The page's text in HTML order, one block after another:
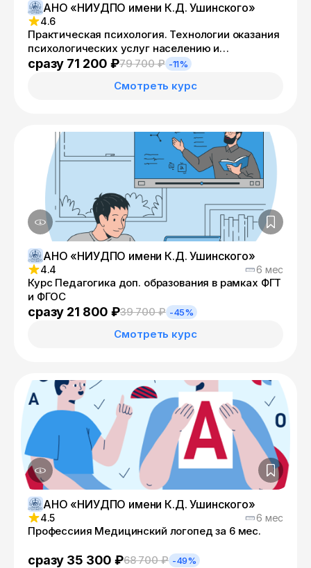
АНО «НИУДПО имени К.Д. Ушинского»
4.6
Практическая психология. Технологии оказания
психологических услуг населению и
организациям
сразу 71 200 ₽79 700 ₽ -11%
Смотреть курс
АНО «НИУДПО имени К.Д. Ушинского»
4.4 6 мес
Курс Педагогика доп. образования в рамках ФГТ
и ФГОС
сразу 21 800 ₽39 700 ₽ -45%
Смотреть курс
АНО «НИУДПО имени К.Д. Ушинского»
4.5 6 мес
Профессиия Медицинский логопед за 6 мес.
сразу 35 300 ₽68 700 ₽ -49%